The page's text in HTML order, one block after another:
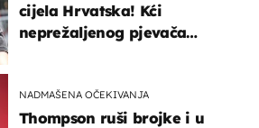
cijela Hrvatska! Kći
neprežaljenog pjevača
NADMAŠENA OČEKIVANJA
Thompson ruši brojke i u